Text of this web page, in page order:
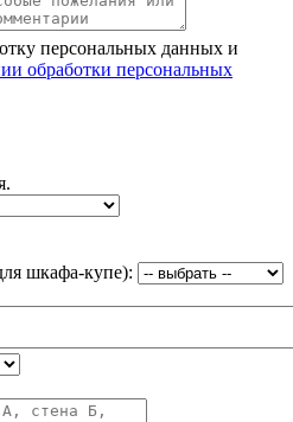
персональных данных и
обработки персональных
шкафа-купе):